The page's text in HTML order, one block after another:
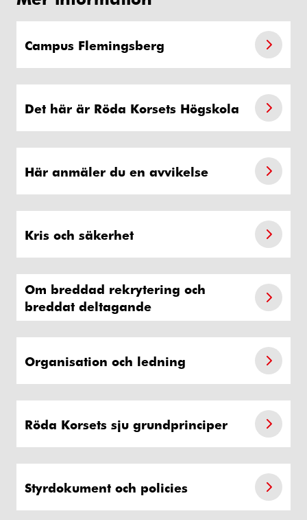
Campus Flemingsberg
Det här är Röda Korsets Högskola
Här anmäler du en avvikelse
Kris och säkerhet
Om breddad rekrytering och
breddat deltagande
Organisation och ledning
Röda Korsets sju grundprinciper
Styrdokument och policies